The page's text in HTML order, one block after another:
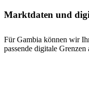
Marktdaten und
Für Gambia können wir
passende digitale Grenzen